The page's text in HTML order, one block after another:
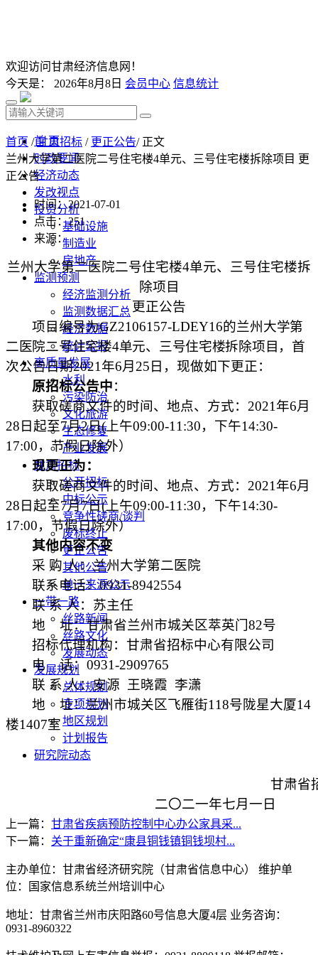
欢迎访问甘肃经济信息网！
今天是： 2026年8月8日 会员中心 信息统计
首 页
时政要闻
经济动态
发改视点
投资分析
基础设施
制造业
房地产
监测预测
经济监测分析
监测数据汇总
经济数据
统计公报
高质量发展
水利
污染防治
文化旅游
生态修复
产业发展
甘肃招标
公开招标
中标公示
竞争性磋商/谈判
废标终止
更正公告
其他公告
单一来源公示
一带一路
丝路新闻
丝路文化
发展动态
发展规划
总体规划
专项规划
地区规划
计划报告
研究院动态
首页 /甘肃招标 / 更正公告/ 正文
兰州大学第二医院二号住宅楼4单元、三号住宅楼拆除项目 更
正公告
时间：2021-07-01
点击：251
来源：
兰州大学第二医院二号住宅楼4单元、三号住宅楼拆
除项目
更正公告
项目编号为GZ2106157-LDEY16的兰州大学第
二医院二号住宅楼4单元、三号住宅楼拆除项目 ，首
次公告日期2021年6月 25 日， 现做如下更正：
原招标公告中：
获取磋商文件的时间、地点、方式： 2021年6月
28 日起至7月2日(上午09:00-11:30，下午14:30-
17:00，节假日除外）
现更正为：
获取磋商文件的时间、地点、方式： 2021年6月
28 日起至7月7日(上午09:00-11:30，下午14:30-
17:00，节假日除外）
其他内容不变
采 购 人：兰州大学第二医院
联系电话：0931-8942554
联 系 人：苏主任
地
址：甘肃省兰州市城关区萃英门82号
招标代理机构：甘肃省招标中心有限公司
电
话：0931-2909765
联 系 人：安源
王晓霞 李潇
地
址：兰州市城关区飞雁街118号陇星大厦14
楼1407室
甘肃省
二〇二一年七月一日
上一篇： 甘肃省疾病预防控制中心办公家具采...
下一篇： 关于重新确定“康县铜钱镇铜钱坝村...
主办单位：甘肃省经济研究院（甘肃省信息中心） 维护单
位：国家信息系统兰州培训中心
地址：甘肃省兰州市庆阳路60号信息大厦4层 业务咨询：
0931-8960322